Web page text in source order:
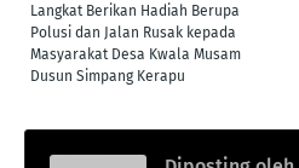
Langkat Berikan Hadiah Berupa
Polusi dan Jalan Rusak kepada
Masyarakat Desa Kwala Musam
Dusun Simpang Kerapu